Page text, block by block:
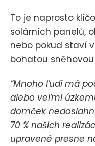
To je naprosto
solárních panelů,
nebo pokud staví
bohatou
“Mnoho ľudí má
alebo veľmi
domček
70 % našich
upravené presne